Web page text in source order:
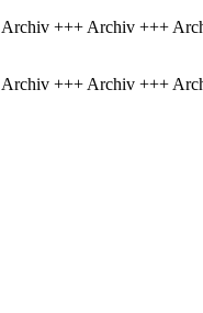
+++ Archiv +++
+++ Archiv +++